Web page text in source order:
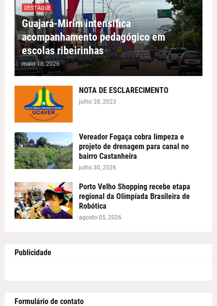
DESTAQUE
Guajará-Mirim intensifica
acompanhamento pedagógico em
escolas ribeirinhas
maio 18, 2026
NOTA DE ESCLARECIMENTO
julho 28, 2023
Vereador Fogaça cobra limpeza e
projeto de drenagem para canal no
bairro Castanheira
julho 30, 2026
Porto Velho Shopping recebe etapa
regional da Olimpíada Brasileira de
Robótica
agosto 05, 2026
Publicidade
Formulário de contato